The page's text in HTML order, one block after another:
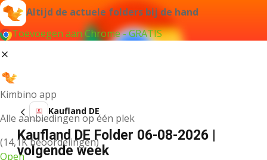
Altijd de actuele folders bij de hand
Toevoegen aan Chrome - GRATIS
Kimbino app
Alle aanbiedingen op één plek
(14,1K beoordelingen)
Open
Kaufland DE
Kaufland DE Folder 06-08-2026 |
volgende week